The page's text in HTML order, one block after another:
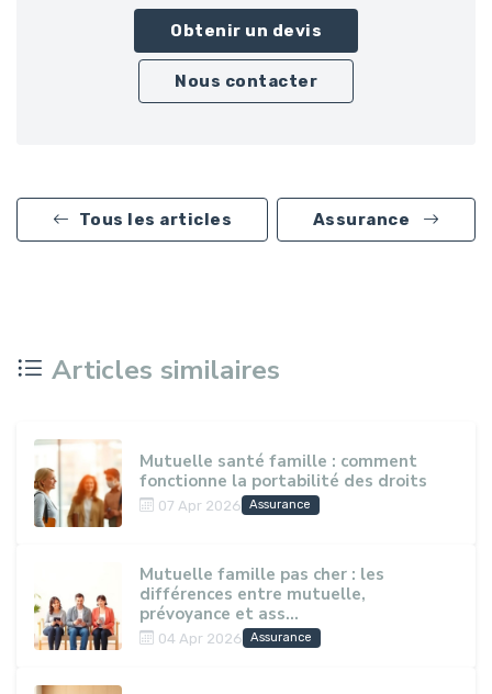
Obtenir un devis
Nous contacter
Tous les articles Assurance
Articles similaires
Mutuelle santé famille : comment
fonctionne la portabilité des droits
07 Apr 2026 Assurance
Mutuelle famille pas cher : les
différences entre mutuelle,
prévoyance et ass...
04 Apr 2026 Assurance